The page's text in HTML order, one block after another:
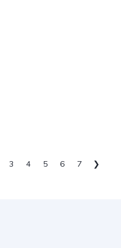
3 4 5 6 7 ❯